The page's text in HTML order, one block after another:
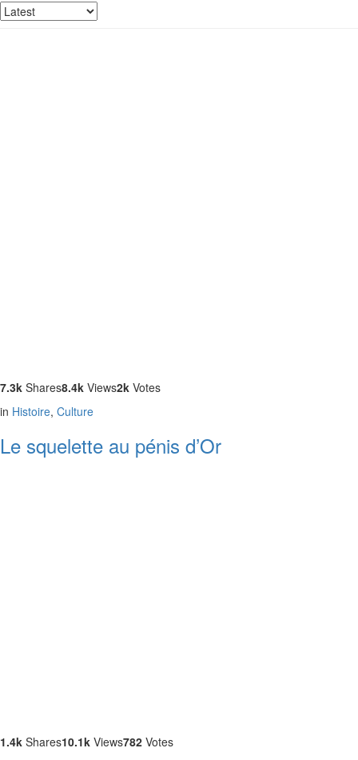
7.3k Shares8.4k Views2k Votes
in Histoire, Culture
Le squelette au pénis d’Or
1.4k Shares10.1k Views782 Votes